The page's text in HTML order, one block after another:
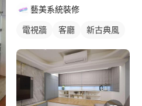
藝美系統裝修
電視牆 客廳 新古典風